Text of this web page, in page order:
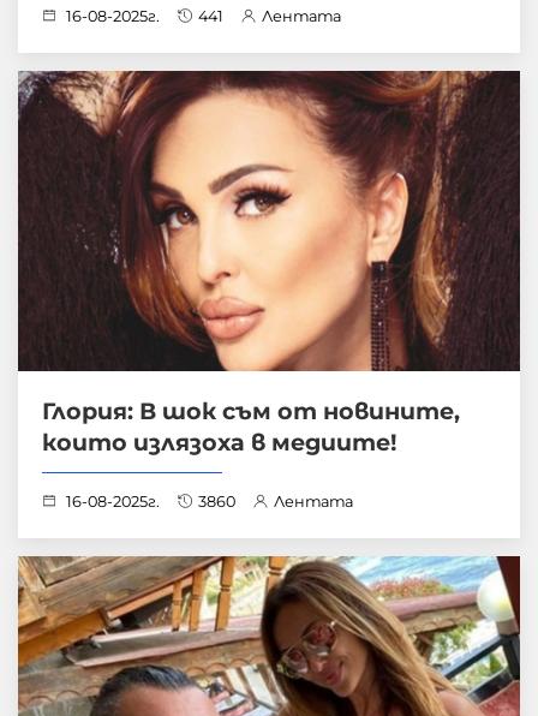
16-08-2025г. 441 Лентата
Глория: В шок съм от новините,
които излязоха в медиите!
16-08-2025г. 3860 Лентата